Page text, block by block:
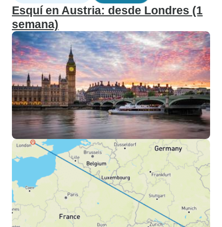
Esquí en Austria: desde Londres (1
semana)